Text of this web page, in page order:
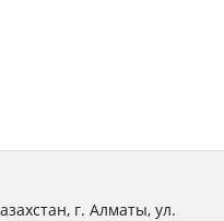
г. Алматы, ул.